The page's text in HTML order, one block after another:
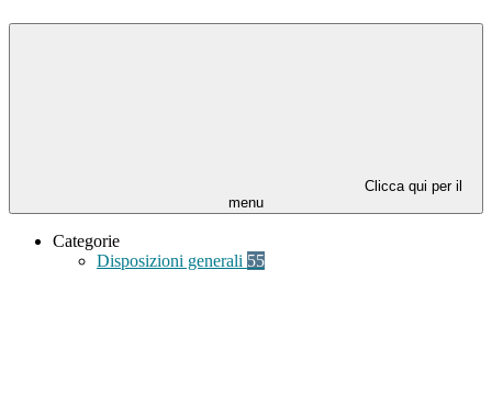
Clicca qui per il
menu
Categorie
Disposizioni generali 55